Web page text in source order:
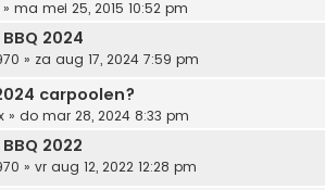
» ma mei 25, 2015 10:52 pm
2024
» za aug 17, 2024 7:59 pm
carpoolen?
» do mar 28, 2024 8:33 pm
2022
» vr aug 12, 2022 12:28 pm